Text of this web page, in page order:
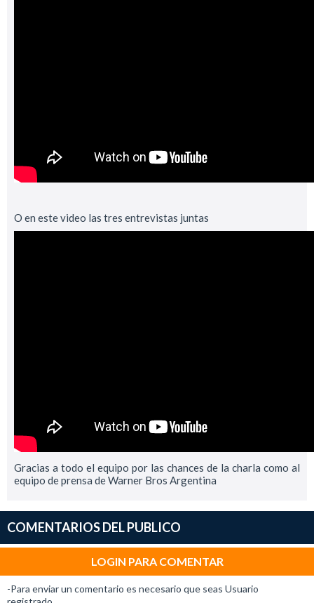
O en este video las tres entrevistas juntas
Gracias a todo el equipo por las chances de la charla como al
equipo de prensa de Warner Bros Argentina
COMENTARIOS DEL PUBLICO
LOGIN PARA COMENTAR
-Para enviar un comentario es necesario que seas Usuario